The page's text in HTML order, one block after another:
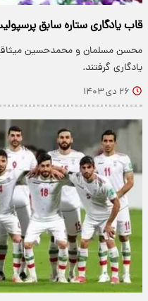
قاب یادگاری ستاره سابق
محسن مسلمان و محمدحسین
یادگاری گرفتند.
۲۶ دی ۱۴۰۳